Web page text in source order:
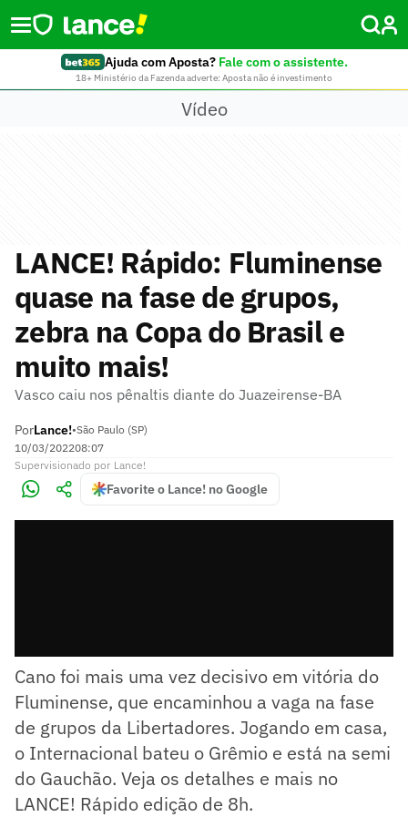
Ajuda com Aposta? Fale com o assistente.
18+ Ministério da Fazenda adverte: Aposta não é investimento
Vídeo
LANCE! Rápido: Fluminense
quase na fase de grupos,
zebra na Copa do Brasil e
muito mais!
Vasco caiu nos pênaltis diante do Juazeirense-BA
PorLance!•São Paulo (SP)
10/03/202208:07
Supervisionado por Lance!
Favorite o Lance! no Google
Cano foi mais uma vez decisivo em vitória do
Fluminense, que encaminhou a vaga na fase
de grupos da Libertadores. Jogando em casa,
o Internacional bateu o Grêmio e está na semi
do Gauchão. Veja os detalhes e mais no
LANCE! Rápido edição de 8h.